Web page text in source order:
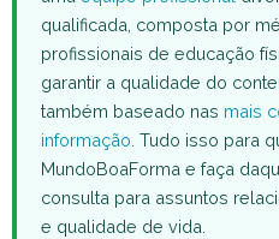
qualificada, composta por
profissionais de educação
garantir a qualidade do
também baseado nas mais
informação . Tudo isso para
MundoBoaForma e faça
consulta para assuntos
e qualidade de vida.